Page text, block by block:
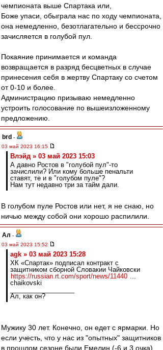
чемпионата выше Спартака или,
Боже упаси, обыграла нас по ходу чемпионата,
она немедленно, безотлагательно и бессрочно
зачисляется в голубой пул.
Покаяние принимается и команда
возвращается в разряд бесцветных в случае
принесения себя в жертву Спартаку со счетом
от 0-10 и более.
Администрацию призываю немедленно
устроить голосование по вышеизложенному
предложению.
brd -
03 май 2023 16:15
Влэйд » 03 май 2023 15:03
А давно Ростов в "голубой пул"-то
зачислили? Или кому больше пенальти
ставят, те и в "голубом пуле"?
Нам тут недавно три за тайм дали.
В голубом пуле Ростов или нет, я не снаю, но
ничью между собой они хорошо распилили.
Ал -
03 май 2023 15:52
agk » 03 май 2023 15:28
ХК «Спартак» подписал контракт с
защитником сборной Словакии Чайковски
https://russian.rt.com/sport/news/11440 ...
chaikovski
Ал, как он?
Мужику 30 лет. Конечно, он едет с ярмарки. Но
если учесть, что у нас из "опытных" защитников
в прошлом сезоне были Емелин (-6 и 3 очка),